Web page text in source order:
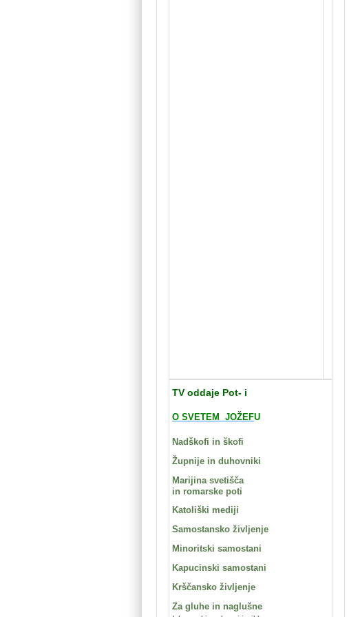
TV oddaje Pot- i
O SVETEM JOŽEFU
Nadškofi in škofi
Župnije in duhovniki
Marijina svetišča
in romarske poti
Katoliški mediji
Samostansko življenje
Minoritski samostani
Kapucinski samostani
Krščansko življenje
Za gluhe in naglušne